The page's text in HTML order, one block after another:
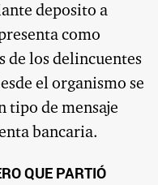
deposito a
como
de los delincuentes
el organismo se
tipo de mensaje
bancaria.
QUE PARTIÓ